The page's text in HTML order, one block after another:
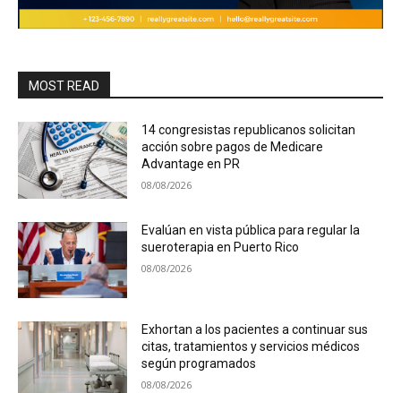
MOST READ
14 congresistas republicanos solicitan
acción sobre pagos de Medicare
Advantage en PR
08/08/2026
Evalúan en vista pública para regular la
sueroterapia en Puerto Rico
08/08/2026
Exhortan a los pacientes a continuar sus
citas, tratamientos y servicios médicos
según programados
08/08/2026